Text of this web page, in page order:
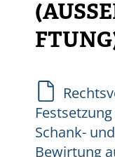
TUNG)
Schank-
Bewirtung